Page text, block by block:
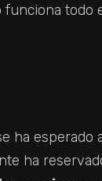
todo
ha
ha